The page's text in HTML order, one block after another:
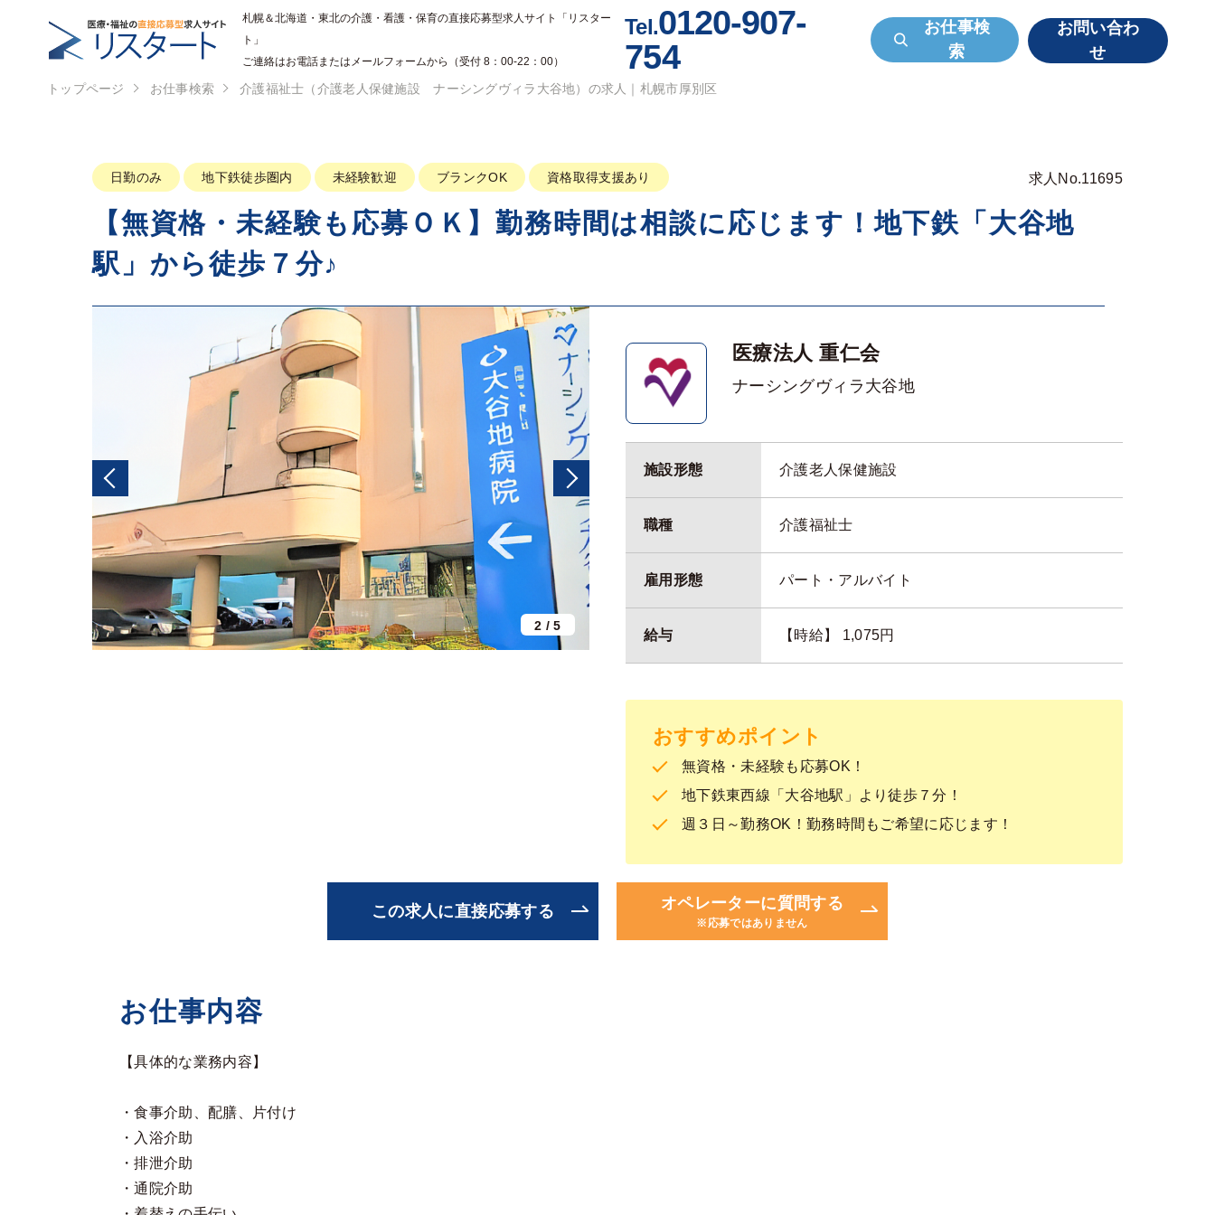
札幌＆北海道・東北の介護・看護・保育の直接応募型求人サイト「リスター
ト」
ご連絡はお電話またはメールフォームから（受付 8：00-22：00）
Tel.0120-907-
754
お仕事検
索
お問い合わ
せ
トップページ お仕事検索 介護福祉士（介護老人保健施設 ナーシングヴィラ大谷地）の求人｜札幌市厚別区
日勤のみ 地下鉄徒歩圏内 未経験歓迎 ブランクOK 資格取得支援あり 求人No.11695
【無資格・未経験も応募ＯＫ】勤務時間は相談に応じます！地下鉄「大谷地
駅」から徒歩７分♪
2 /5
医療法人 重仁会
ナーシングヴィラ大谷地
施設形態 介護老人保健施設
職種 介護福祉士
雇用形態 パート・アルバイト
給与 【時給】 1,075円
おすすめポイント
無資格・未経験も応募OK！
地下鉄東西線「大谷地駅」より徒歩７分！
週３日～勤務OK！勤務時間もご希望に応じます！
この求人に直接応募する オペレーターに質問する
※応募ではありません
お仕事内容
【具体的な業務内容】
・食事介助、配膳、片付け
・入浴介助
・排泄介助
・通院介助